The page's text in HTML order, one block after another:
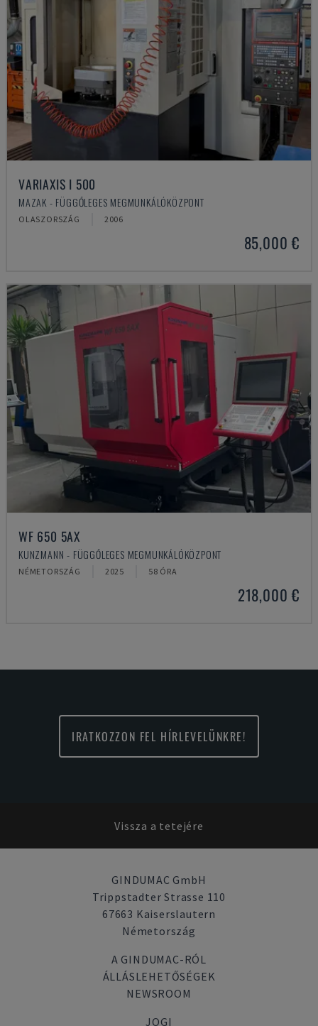
VARIAXIS I 500
MAZAK - FÜGGŐLEGES MEGMUNKÁLÓKÖZPONT
OLASZORSZÁG 2006
85,000 €
WF 650 5AX
KUNZMANN - FÜGGŐLEGES MEGMUNKÁLÓKÖZPONT
NÉMETORSZÁG 2025 58 ÓRA
218,000 €
IRATKOZZON FEL HÍRLEVELÜNKRE!
Vissza a tetejére
GINDUMAC GmbH
Trippstadter Strasse 110
67663 Kaiserslautern
Németország
A GINDUMAC-RÓL
ÁLLÁSLEHETŐSÉGEK
NEWSROOM
JOGI